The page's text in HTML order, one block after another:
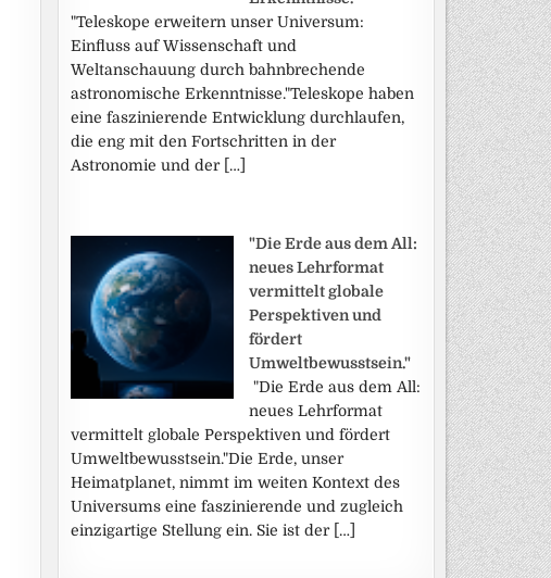
"Teleskope erweitern unser Universum:
Einfluss auf Wissenschaft und
Weltanschauung durch bahnbrechende
astronomische Erkenntnisse."Teleskope haben
eine faszinierende Entwicklung durchlaufen,
die eng mit den Fortschritten in der
Astronomie und der […]
"Die Erde aus dem All:
neues Lehrformat
vermittelt globale
Perspektiven und
fördert
Umweltbewusstsein."
"Die Erde aus dem All:
neues Lehrformat
vermittelt globale Perspektiven und fördert
Umweltbewusstsein."Die Erde, unser
Heimatplanet, nimmt im weiten Kontext des
Universums eine faszinierende und zugleich
einzigartige Stellung ein. Sie ist der […]